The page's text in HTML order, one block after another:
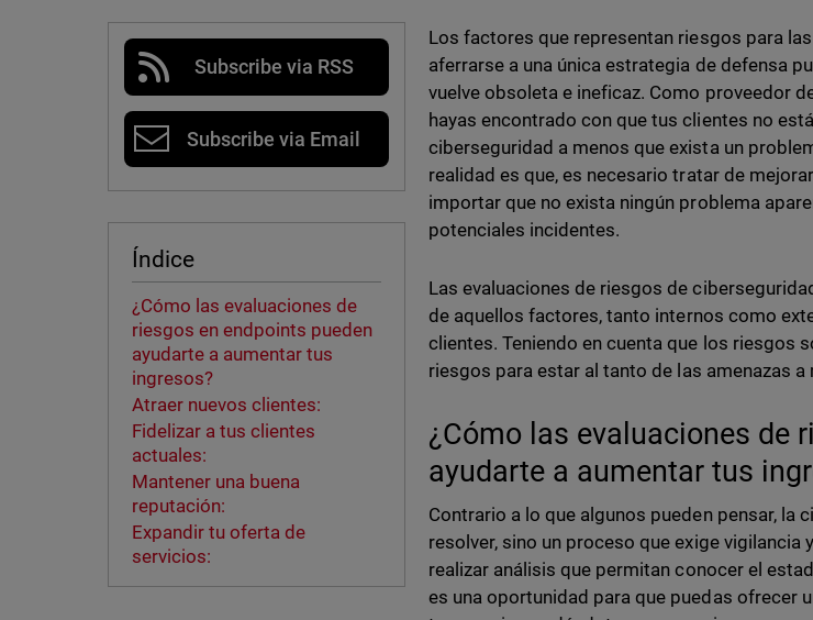
Subscribe via RSS
Subscribe via Email
Índice
¿Cómo las evaluaciones de
riesgos en endpoints pueden
ayudarte a aumentar tus
ingresos?
Atraer nuevos clientes:
Fidelizar a tus clientes
actuales:
Mantener una buena
reputación:
Expandir tu oferta de
servicios:
Los factores que representan riesgos para
aferrarse a una única estrategia de defensa
vuelve obsoleta e ineficaz. Como proveedor
hayas encontrado con que tus clientes no
ciberseguridad a menos que exista un
realidad es que, es necesario tratar de
importar que no exista ningún problema
potenciales incidentes.
Las evaluaciones de riesgos de
de aquellos factores, tanto internos como
clientes. Teniendo en cuenta que los riesgos
riesgos para estar al tanto de las amenazas
¿Cómo las evaluaciones de
ayudarte a aumentar tus
Contrario a lo que algunos pueden pensar, la
resolver, sino un proceso que exige
realizar análisis que permitan conocer el
es una oportunidad para que puedas ofrecer